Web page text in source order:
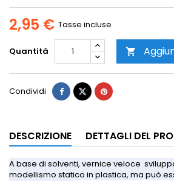
2,95 € Tasse incluse
Quantità 
Condividi
DESCRIZIONE DETTAGLI DEL
A base di solventi, vernice veloce
modellismo statico in plastica, ma può